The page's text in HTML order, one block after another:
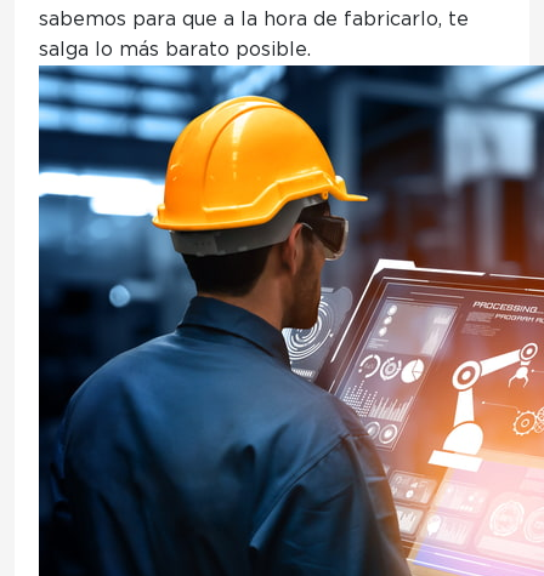
sabemos para que a la hora de fabricarlo, te
salga lo más barato posible.